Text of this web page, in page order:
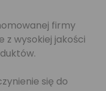
firmy
z wysokiej jakości
się do